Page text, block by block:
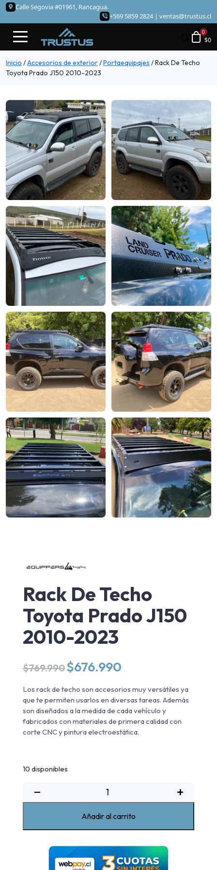
Calle Segovia #01961, Rancagua.
+569 5859 2824 | ventas@trustus.cl
$0
Inicio /Accesorios de exterior/Portaequipajes /Rack De Techo
Toyota Prado J150 2010-2023
Rack De Techo
Toyota Prado J150
2010-2023
$769.990 El
precio
original
era:
$769.990.
$676.990
actual
es:
$676.990.
Los rack de techo son accesorios muy versátiles ya
que te permiten usarlos en diversas tareas. Además
son diseñados a la medida de cada vehículo y
fabricados con materiales de primera calidad con
corte CNC y pintura electroestática.
10 disponibles
−
J150
2010-
+
Añadir al carrito